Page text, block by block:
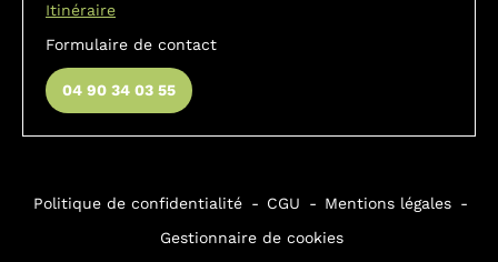
Itinéraire
Formulaire de contact
04 90 34 03 55
Politique de confidentialité CGU
Mentions légales
Gestionnaire de cookies